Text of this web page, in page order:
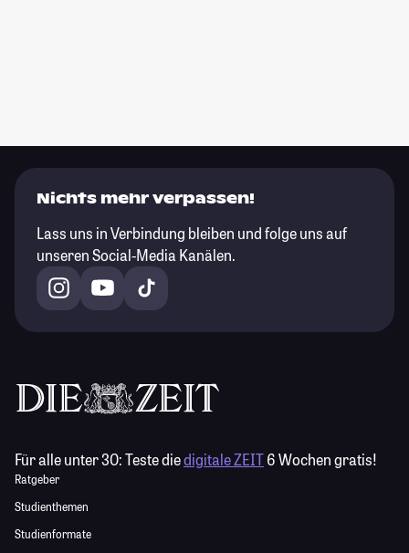
Nichts mehr verpassen!
Lass uns in Verbindung bleiben und folge uns auf
unseren Social-Media Kanälen.
Für alle unter 30:Teste diedigitale ZEIT6 Wochen gratis!
Ratgeber
Studienthemen
Studienformate